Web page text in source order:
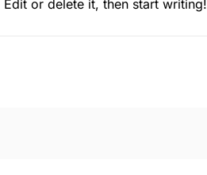
or delete it, then start writing!